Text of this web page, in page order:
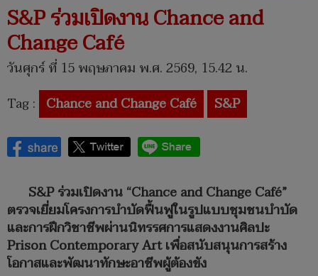
S&P ร่วมเปิดงาน Chance and
Change Café
วันศุกร์ ที่ 15 พฤษภาคม พ.ศ. 2569, 15.42 น.
Tag : Chance and Change Café S&P
S&P ร่วมเปิดงาน “Chance and Change Café”
ตรวจเยี่ยมโครงการบำบัดฟื้นฟูในรูปแบบชุมชนบำบัด
และการฝึกวิชาชีพผ่านนิทรรศการแสดงงานศิลปะ
Prison Contemporary Art เพื่อสนับสนุนการสร้าง
โอกาสและพัฒนาทักษะอาชีพผู้ต้องขัง